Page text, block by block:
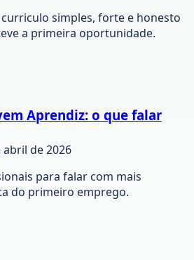
simples, forte e honesto
a primeira oportunidade.
Aprendiz: o que falar
abril de 2026
para falar com mais
do primeiro emprego.